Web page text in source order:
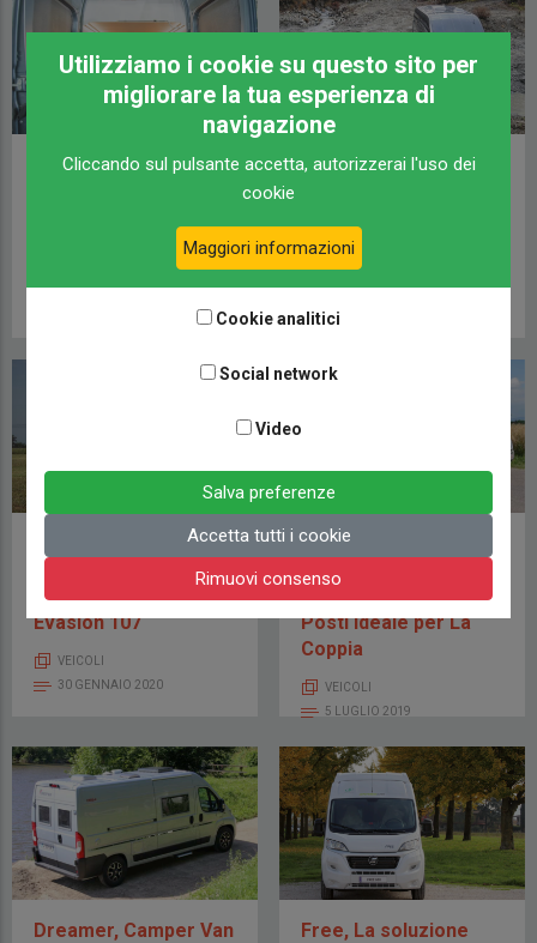
Carabus 630 MEG il
Il test del Forty Van
VEICOLI
Tutto quello che devi
sapere sul Furgonato
Font Vendôme
Evasion 107
VEICOLI
30 GENNAIO 2020
Bürstner van C603
della linea City Car,
Furgonato a Due
Posti Ideale per La
Coppia
VEICOLI
5 LUGLIO 2019
Dreamer, Camper Van
Free, La soluzione
Utilizziamo i cookie su questo sito per
migliorare la tua esperienza di
navigazione
Cliccando sul pulsante accetta, autorizzerai l'uso dei
cookie
Maggiori informazioni
Cookie analitici
Social network
Video
Salva preferenze
Accetta tutti i cookie
Rimuovi consenso